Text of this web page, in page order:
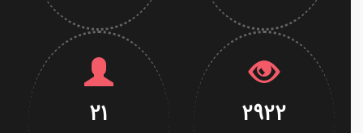
2922
21